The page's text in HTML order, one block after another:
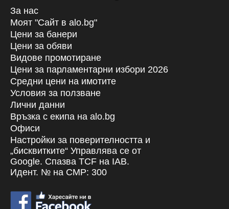
За нас
Моят "Сайт в alo.bg"
Цени за банери
Цени за обяви
Видове промотиране
Цени за парламентарни избори 2026
Средни цени на имотите
Условия за ползване
Лични данни
Връзка с екипa на alo.bg
Офиси
Настройки за поверителността и
„бисквитките“ Управлява се от
Google. Спазва TCF на IAB.
Идент. № на CMP: 300